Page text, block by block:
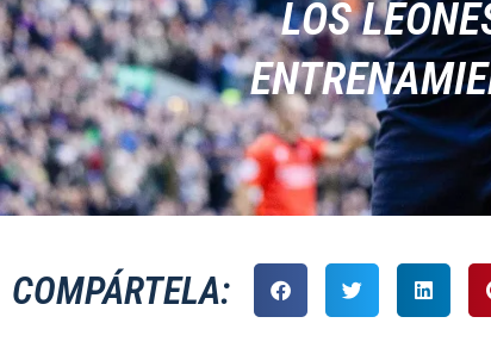
LOS
COMPÁRTELA: